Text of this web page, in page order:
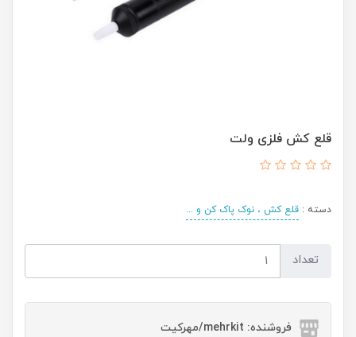
قلع کش فلزی ولت
دسته : قلع کش ، نوک پاک کن و ...
تعداد
فروشنده: mehrkit/مهرکیت